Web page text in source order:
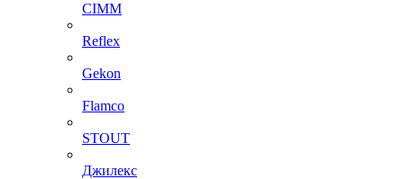
CIMM
Reflex
Gekon
Flamco
STOUT
Джилекс